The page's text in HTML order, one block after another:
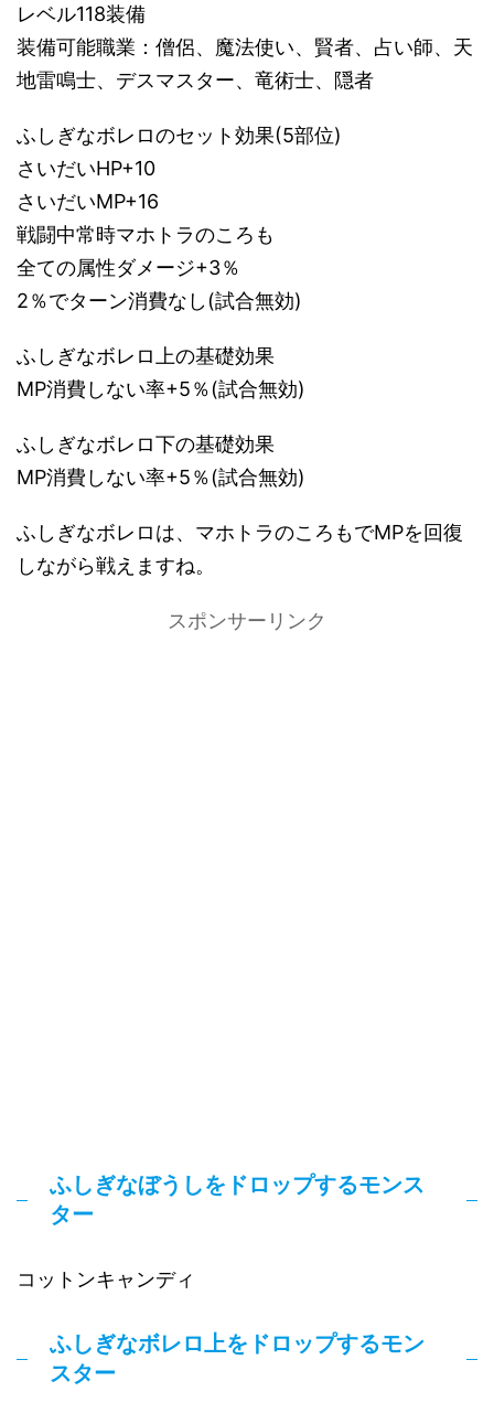
レベル118装備
装備可能職業：僧侶、魔法使い、賢者、占い師、天
地雷鳴士、デスマスター、竜術士、隠者
ふしぎなボレロのセット効果(5部位)
さいだいHP+10
さいだいMP+16
戦闘中常時マホトラのころも
全ての属性ダメージ+3％
2％でターン消費なし(試合無効)
ふしぎなボレロ上の基礎効果
MP消費しない率+5％(試合無効)
ふしぎなボレロ下の基礎効果
MP消費しない率+5％(試合無効)
ふしぎなボレロは、マホトラのころもでMPを回復
しながら戦えますね。
スポンサーリンク
ふしぎなぼうしをドロップするモンス
ター
コットンキャンディ
ふしぎなボレロ上をドロップするモン
スター